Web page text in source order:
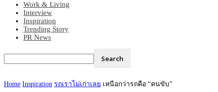
Work & Living
Interview
Inspiration
Trending Story
PR News
Home Inspiration รถเราไม่เก่าเลย เหนือกว่ารถคือ “คนขับ”